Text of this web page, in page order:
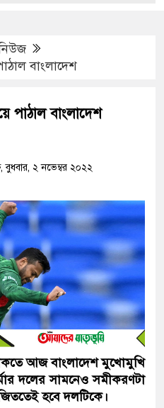
বাংলাদেশ
পাঠাল বাংলাদেশ
২ নভেম্বর ২০২২
আজ বাংলাদেশ মুখোমুখি
দলের সামনেও সমীকরণটা
হবে দলটিকে।